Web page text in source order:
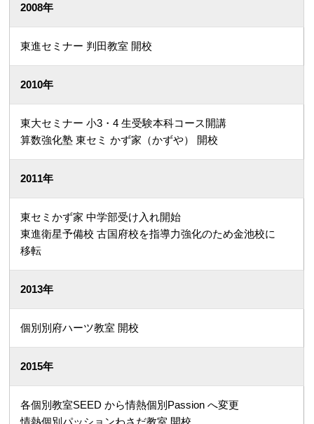
2008年
東進セミナー 判田教室 開校
2010年
東大セミナー 小3・4 生受験本科コース開講
算数強化塾 東セミ かず家（かずや） 開校
2011年
東セミかず家 中学部受け入れ開始
東進衛星予備校 古国府校を指導力強化のため金池校に
移転
2013年
個別別府ハーツ教室 開校
2015年
各個別教室SEED から情熱個別Passion へ変更
情熱個別パッションわさだ教室 開校